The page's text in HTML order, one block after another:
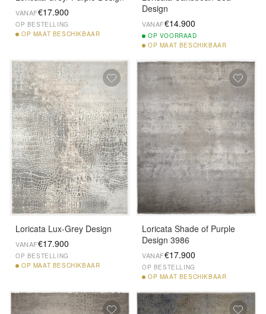
VANAF€17.900
OP BESTELLING
OP MAAT BESCHIKBAAR
Design
VANAF€14.900
OP VOORRAAD
OP MAAT BESCHIKBAAR
Loricata Lux-Grey Design
VANAF€17.900
OP BESTELLING
OP MAAT BESCHIKBAAR
Loricata Shade of Purple
Design 3986
VANAF€17.900
OP BESTELLING
OP MAAT BESCHIKBAAR